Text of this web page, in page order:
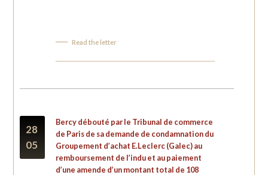
Read the letter
28
05
Bercy débouté par le Tribunal de commerce
de Paris de sa demande de condamnation du
Groupement d’achat E.Leclerc (Galec) au
remboursement de l’indu et au paiement
d’une amende d’un montant total de 108